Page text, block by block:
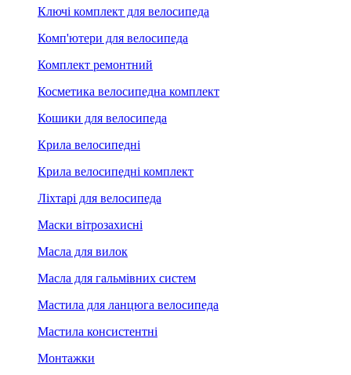
Ключі комплект для велосипеда
Комп'ютери для велосипеда
Комплект ремонтний
Косметика велосипедна комплект
Кошики для велосипеда
Крила велосипедні
Крила велосипедні комплект
Ліхтарі для велосипеда
Маски вітрозахисні
Масла для вилок
Масла для гальмівних систем
Мастила для ланцюга велосипеда
Мастила консистентні
Монтажки